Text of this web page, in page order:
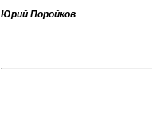
Юрий Поройков